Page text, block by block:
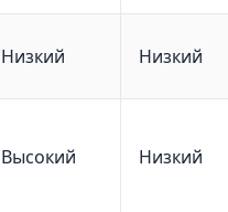
Низкий Низкий
Высокий Низкий